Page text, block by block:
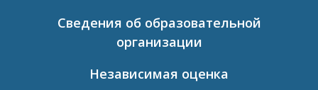
Сведения об образовательной
организации
Независимая оценка